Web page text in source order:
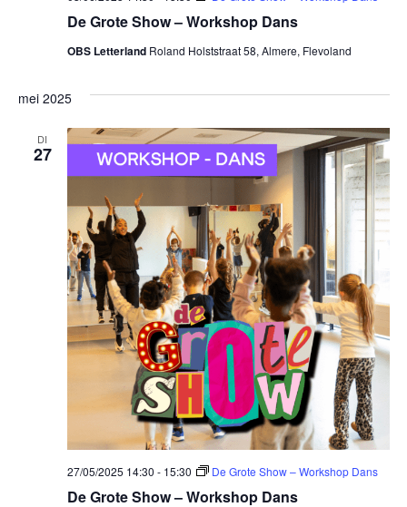
De Grote Show – Workshop Dans
OBS Letterland Roland Holststraat 58, Almere, Flevoland
mei 2025
DI
27
De Grote Show – Workshop Dans
27/05/2025 14:30 - 15:30 De Grote Show – Workshop Dans